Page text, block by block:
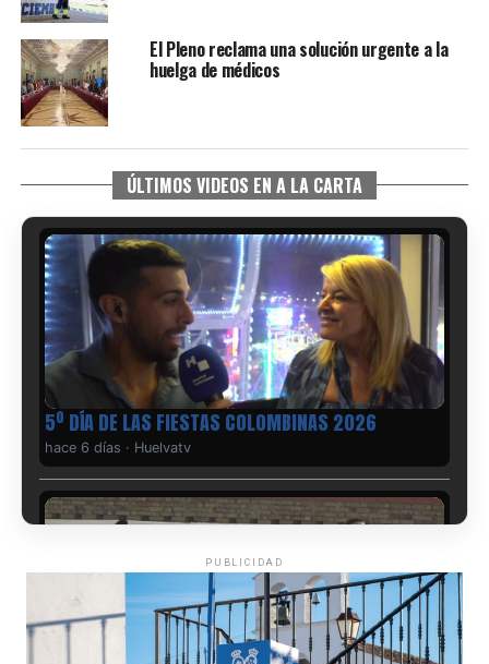
El Pleno reclama una solución urgente a la
huelga de médicos
ÚLTIMOS VIDEOS EN A LA CARTA
5º DÍA DE LAS FIESTAS COLOMBINAS 2026
hace 6 días · Huelvatv
PUBLICIDAD